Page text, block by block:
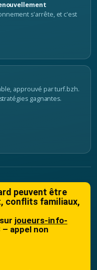
s'arrête, et c'est
approuvé par turf.bzh.
gagnantes.
peuvent être
conflits familiaux,
joueurs-info-
– appel non